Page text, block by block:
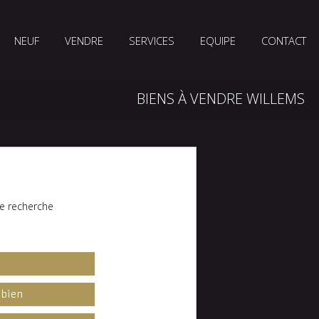
NEUF VENDRE SERVICES EQUIPE CONTACT
BIENS À VENDRE WILLEMS
recherche
bien